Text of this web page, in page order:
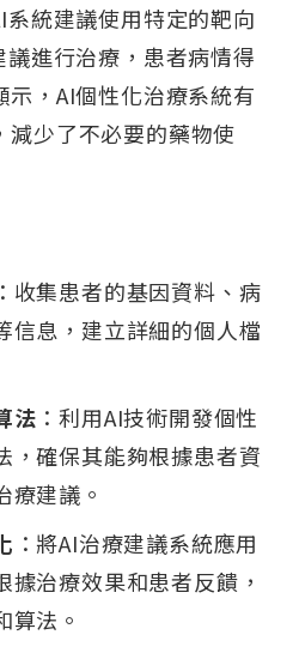
統建議使用特定的靶向
進行治療，患者病情得
示，AI個性化治療系統有
減少了不必要的藥物使
：收集患者的基因資料、病
信息，建立詳細的個人檔
法 ：利用AI技術開發個性
，確保其能夠根據患者資
療建議。
：將AI治療建議系統應用
據治療效果和患者反饋，
算法。